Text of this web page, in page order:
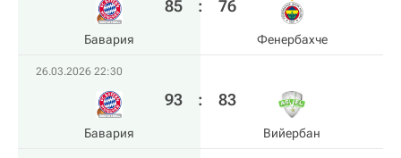
Бавария
85 : 76
Фенербахче
26.03.2026 22:30
Бавария
93 : 83
Вийербан